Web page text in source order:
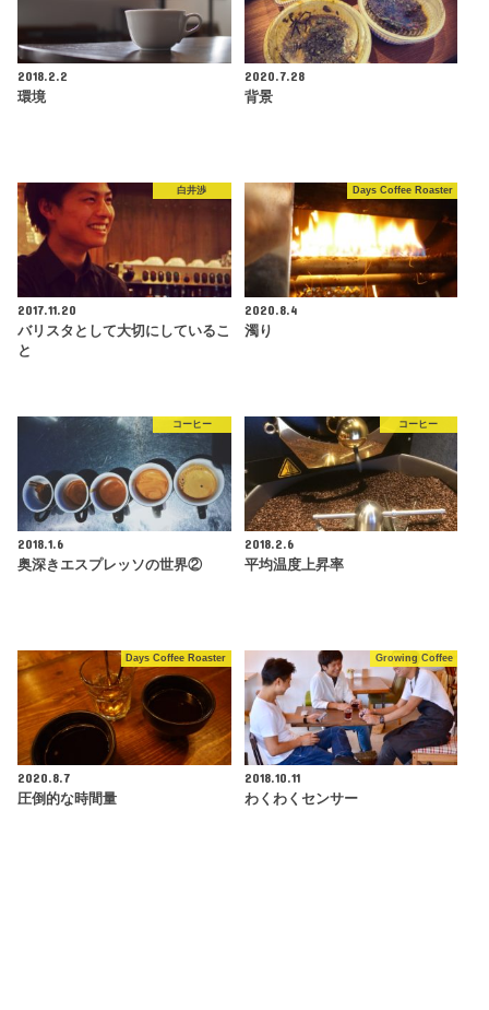
2018.2.2
環境
2020.7.28
背景
白井渉
2017.11.20
バリスタとして大切にしているこ
と
Days Coffee Roaster
2020.8.4
濁り
コーヒー
2018.1.6
奥深きエスプレッソの世界②
コーヒー
2018.2.6
平均温度上昇率
Days Coffee Roaster
2020.8.7
圧倒的な時間量
Growing Coffee
2018.10.11
わくわくセンサー